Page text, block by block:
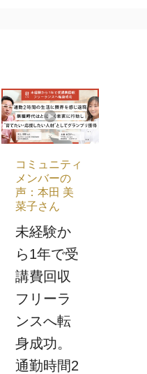
コミュニティ
メンバーの
声：本田 美
菜子さん
未経験か
ら1年で受
講費回収
フリーラ
ンスへ転
身成功。
通勤時間2